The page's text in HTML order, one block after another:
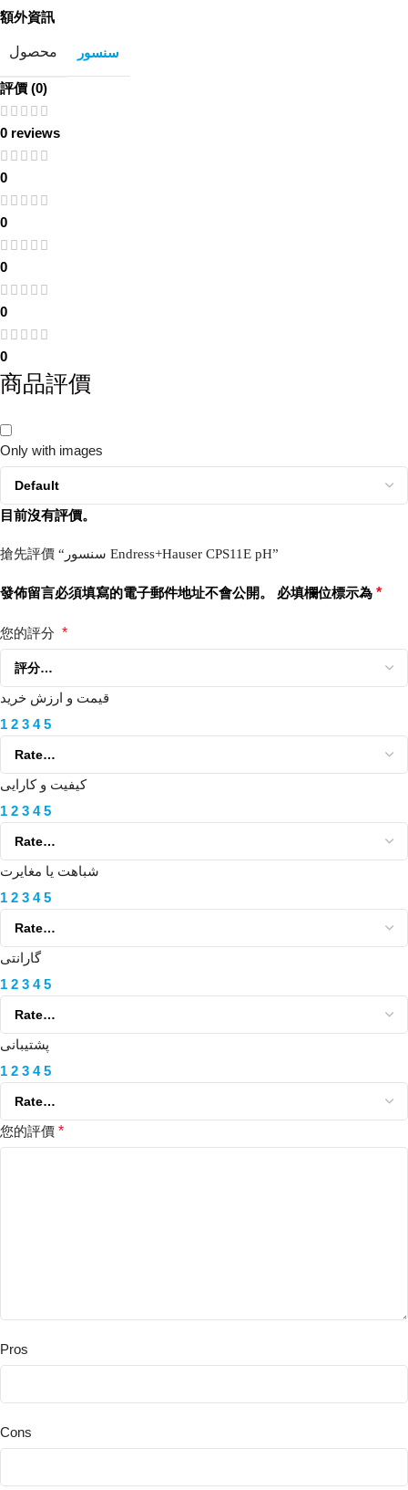
額外資訊
محصول سنسور
評價 (0)
0 reviews
0
0
0
0
0
商品評價
Only with images
目前沒有評價。
搶先評價 “سنسور Endress+Hauser CPS11E pH”
發佈留言必須填寫的電子郵件地址不會公開。 必填欄位標示為 *
您的評分 *
قیمت و ارزش خرید
1 2 3 4 5
کیفیت و کارایی
1 2 3 4 5
شباهت یا مغایرت
1 2 3 4 5
گارانتی
1 2 3 4 5
پشتیبانی
1 2 3 4 5
您的評價 *
Pros
Cons